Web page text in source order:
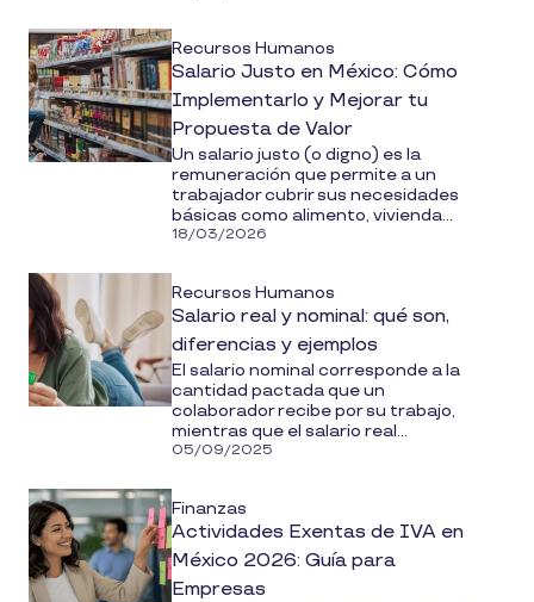
Recursos Humanos
Salario Justo en México: Cómo
Implementarlo y Mejorar tu
Propuesta de Valor
Un salario justo (o digno) es la
remuneración que permite a un
trabajador cubrir sus necesidades
básicas como alimento, vivienda...
18/03/2026
Recursos Humanos
Salario real y nominal: qué son,
diferencias y ejemplos
El salario nominal corresponde a la
cantidad pactada que un
colaborador recibe por su trabajo,
mientras que el salario real...
05/09/2025
Finanzas
Actividades Exentas de IVA en
México 2026: Guía para
Empresas